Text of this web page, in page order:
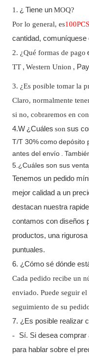
1. ¿ Tiene unMOQ?
Por lo general, es100PCS
cantidad, comuníquese
2. ¿Qué formas de pago
TT , Western Union ,
3. ¿Es posible tomar la
Claro, normalmente
si no, cobraremos en
4.W ¿Cuáles son sus
T/T 30%comodepósito
antes del envío
5.¿Cuáles son sus
Tenemos un pedido
mejor calidad a un
destacan nuestra
contamos con diseños
productos, una
puntuales.
6. ¿Cómo sé dónde
Cada pedido recibe un
enviado. Puede seguir
seguimiento de su
7. ¿Es posible realizar
-
Sí. Si desea comprar
para hablar sobre el